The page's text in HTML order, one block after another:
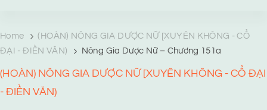
Home
(HOÀN) NÔNG GIA DƯỢC NỮ [XUYÊN KHÔNG - CỔ
ĐẠI - ĐIỀN VĂN)
Nông Gia Dược Nữ – Chương 151a
(HOÀN) NÔNG GIA DƯỢC NỮ [XUYÊN KHÔNG - CỔ ĐẠI
- ĐIỀN VĂN)